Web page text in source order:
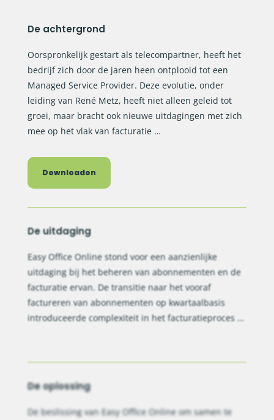
De achtergrond
Oorspronkelijk gestart als telecompartner, heeft het
bedrijf zich door de jaren heen ontplooid tot een
Managed Service Provider. Deze evolutie, onder
leiding van René Metz, heeft niet alleen geleid tot
groei, maar bracht ook nieuwe uitdagingen met zich
mee op het vlak van facturatie …
Downloaden
De uitdaging
Easy Office Online stond voor een aanzienlijke
uitdaging bij het beheren van abonnementen en de
facturatie ervan. De transitie naar het vooraf
factureren van abonnementen op kwartaalbasis
introduceerde complexiteit in het facturatieproces …
De oplossing
De beslissing van Easy Office Online om samen te